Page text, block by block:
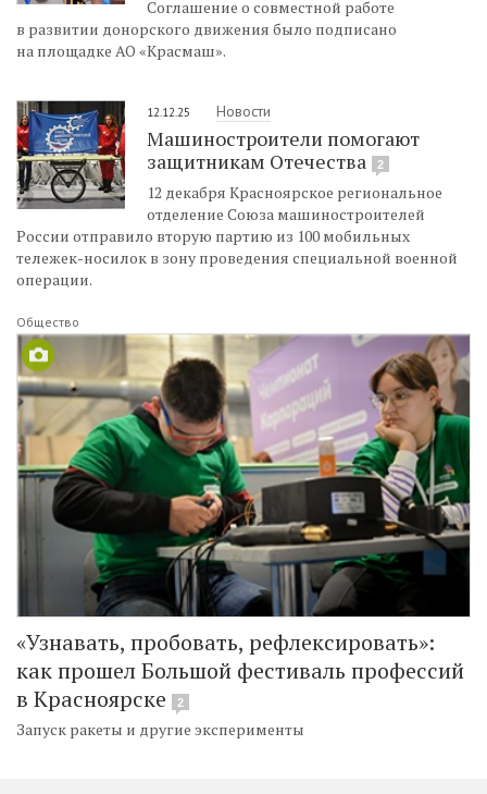
Соглашение о совместной работе
в развитии донорского движения было подписано
на площадке АО «Красмаш».
12.12.25 Новости
Машиностроители помогают
защитникам Отечества
2
12 декабря Красноярское региональное
отделение Союза машиностроителей
России отправило вторую партию из 100 мобильных
тележек-носилок в зону проведения специальной военной
операции.
Общество
«Узнавать, пробовать, рефлексировать»:
как прошел Большой фестиваль профессий
в Красноярске
2
Запуск ракеты и другие эксперименты